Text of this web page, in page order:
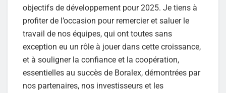
objectifs de développement pour 2025. Je tiens à
profiter de l’occasion pour remercier et saluer le
travail de nos équipes, qui ont toutes sans
exception eu un rôle à jouer dans cette croissance,
et à souligner la confiance et la coopération,
essentielles au succès de Boralex, démontrées par
nos partenaires, nos investisseurs et les